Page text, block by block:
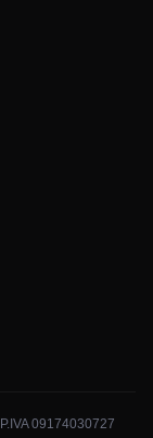
P.IVA 09174030727